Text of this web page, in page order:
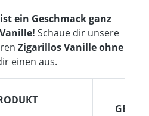
ein Geschmack ganz
Schaue dir unsere
Zigarillos Vanille ohne
einen aus.